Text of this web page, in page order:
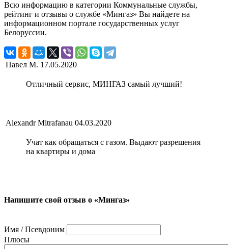
Всю информацию в категории Коммунальные службы,
рейтинг и отзывы о службе «Мингаз» Вы найдете на
информационном портале государственных услуг
Белоруссии.
Павел М. 17.05.2020
Отличный сервис, МИНГАЗ самый лучший!
Alexandr Mitrafanau 04.03.2020
Учат как обращаться с газом. Выдают разрешения
на квартиры и дома
Напишите свой отзыв о «Мингаз»
Имя / Псевдоним
Плюсы